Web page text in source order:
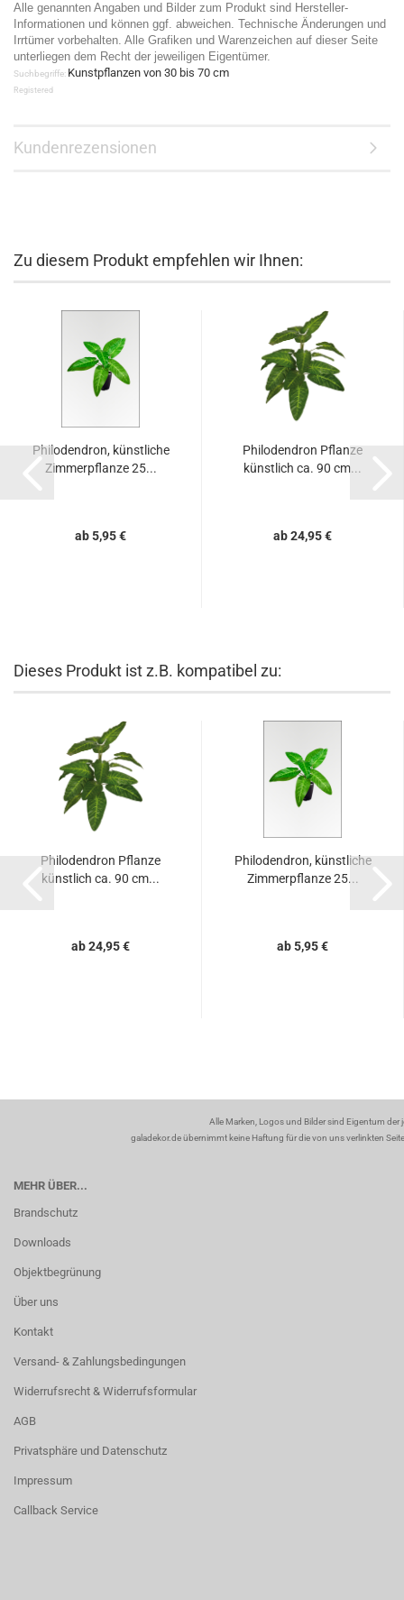
Alle genannten Angaben und Bilder zum Produkt sind Hersteller-
Informationen und können ggf. abweichen. Technische Änderungen und
Irrtümer vorbehalten. Alle Grafiken und Warenzeichen auf dieser Seite
unterliegen dem Recht der jeweiligen Eigentümer.
Suchbegriffe: Kunstpflanzen von 30 bis 70 cm
Registered
Kundenrezensionen
Zu diesem Produkt empfehlen wir Ihnen:
Philodendron, künstliche
Zimmerpflanze 25...
ab 5,95 €
Philodendron Pflanze
künstlich ca. 90 cm...
ab 24,95 €
Dieses Produkt ist z.B. kompatibel zu:
Philodendron Pflanze
künstlich ca. 90 cm...
ab 24,95 €
Philodendron, künstliche
Zimmerpflanze 25...
ab 5,95 €
Alle Marken, Logos und Bilder sind Eigentum
galadekor.de übernimmt keine Haftung für die von uns verlinkten
MEHR ÜBER...
Brandschutz
Downloads
Objektbegrünung
Über uns
Kontakt
Versand- & Zahlungsbedingungen
Widerrufsrecht & Widerrufsformular
AGB
Privatsphäre und Datenschutz
Impressum
Callback Service